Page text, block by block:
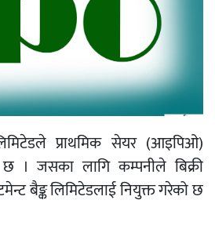
प्राथमिक सेयर (आइपिओ)
। जसका लागि कम्पनीले बिक्री
बैङ्क लिमिटेडलाई नियुक्त गरेको छ